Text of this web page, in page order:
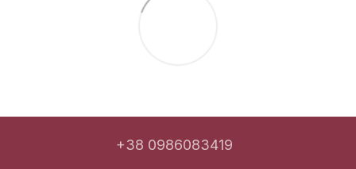
+38 0986083419